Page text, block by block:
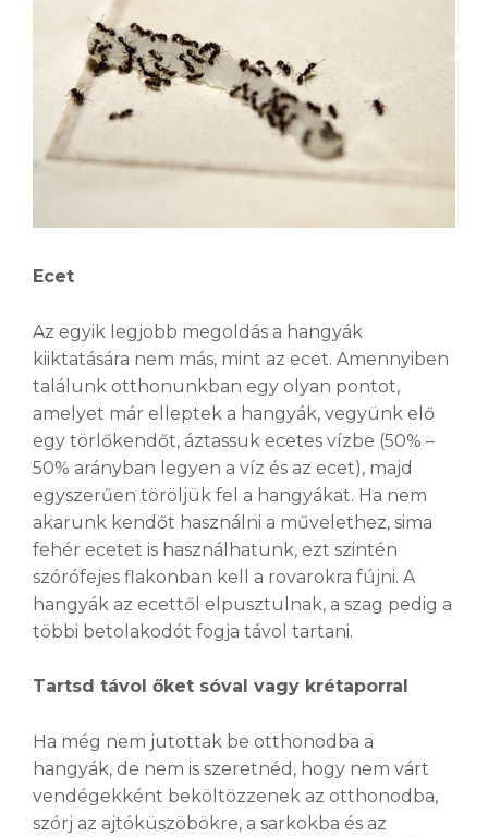
Ecet
Az egyik legjobb megoldás a hangyák
kiiktatására nem más, mint az ecet. Amennyiben
találunk otthonunkban egy olyan pontot,
amelyet már elleptek a hangyák, vegyünk elő
egy törlőkendőt, áztassuk ecetes vízbe (50% –
50% arányban legyen a víz és az ecet), majd
egyszerűen töröljük fel a hangyákat. Ha nem
akarunk kendőt használni a művelethez, sima
fehér ecetet is használhatunk, ezt szintén
szórófejes flakonban kell a rovarokra fújni. A
hangyák az ecettől elpusztulnak, a szag pedig a
többi betolakodót fogja távol tartani.
Tartsd távol őket sóval vagy krétaporral
Ha még nem jutottak be otthonodba a
hangyák, de nem is szeretnéd, hogy nem várt
vendégekként beköltözzenek az otthonodba,
szórj az ajtóküszöbökre, a sarkokba és az